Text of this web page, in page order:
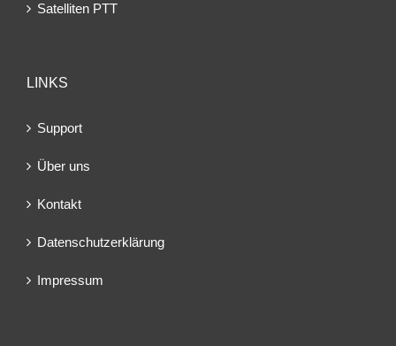
Satelliten PTT
LINKS
Support
Über uns
Kontakt
Datenschutzerklärung
Impressum